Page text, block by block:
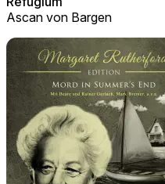
Ascan von Bargen